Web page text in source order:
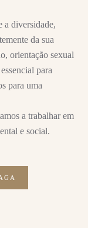
a diversidade,
da sua
orientação sexual
para
para uma
a trabalhar em
e social.